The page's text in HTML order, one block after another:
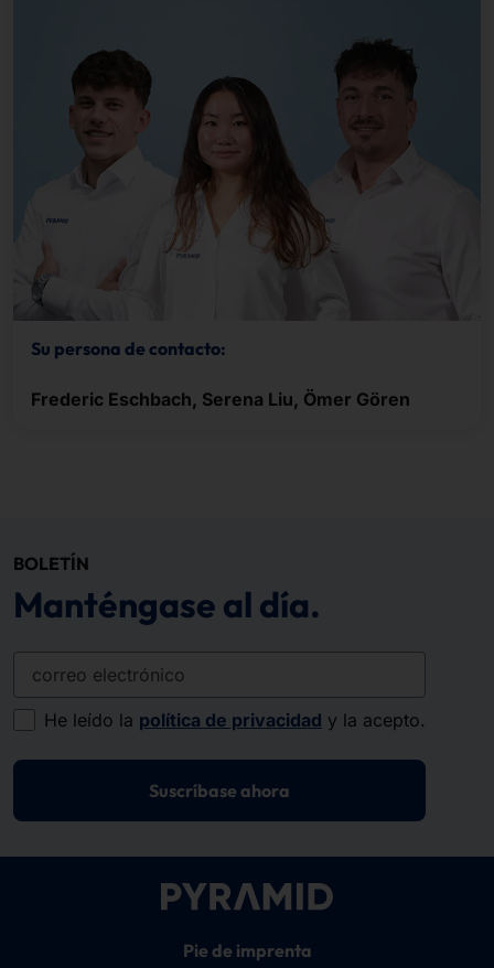
Su persona de contacto:
Frederic Eschbach, Serena Liu, Ömer Gören
BOLETÍN
Manténgase al día.
correo electrónico
He leído la política de privacidad y la acepto.
Suscríbase ahora
Pie de imprenta